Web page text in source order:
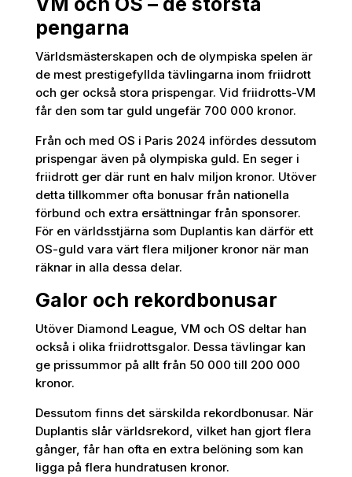
pengarna
Världsmästerskapen och de olympiska spelen är
de mest prestigefyllda tävlingarna inom friidrott
och ger också stora prispengar. Vid friidrotts-VM
får den som tar guld ungefär 700 000 kronor.
Från och med OS i Paris 2024 infördes dessutom
prispengar även på olympiska guld. En seger i
friidrott ger där runt en halv miljon kronor. Utöver
detta tillkommer ofta bonusar från nationella
förbund och extra ersättningar från sponsorer.
För en världsstjärna som Duplantis kan därför ett
OS-guld vara värt flera miljoner kronor när man
räknar in alla dessa delar.
Galor och rekordbonusar
Utöver Diamond League, VM och OS deltar han
också i olika friidrottsgalor. Dessa tävlingar kan
ge prissummor på allt från 50 000 till 200 000
kronor.
Dessutom finns det särskilda rekordbonusar. När
Duplantis slår världsrekord, vilket han gjort flera
gånger, får han ofta en extra belöning som kan
ligga på flera hundratusen kronor.